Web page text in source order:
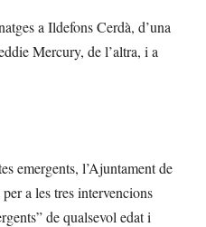
a Ildefons Cerdà, d’una
Mercury, de l’altra, i a
emergents, l’Ajuntament de
a les tres intervencions
de qualsevol edat i